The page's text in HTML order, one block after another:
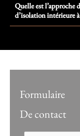
Quelle est
d’isolation intérieure
Formulaire
De contact